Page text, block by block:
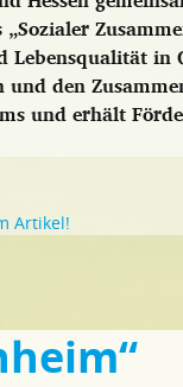
Lebensqualität
den
und erhält
Artikel!